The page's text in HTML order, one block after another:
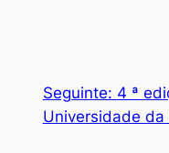
Seguinte: 4 ª
Universidade da